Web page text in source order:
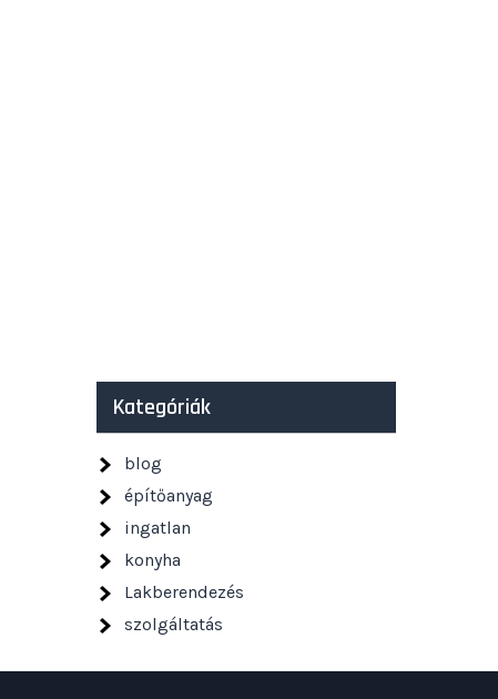
Kategóriák
blog
építőanyag
ingatlan
konyha
Lakberendezés
szolgáltatás